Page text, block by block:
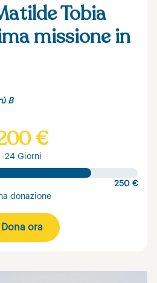
Tobia
missione in
B
€
-24 Giorni
250 €
donazione
Dona ora